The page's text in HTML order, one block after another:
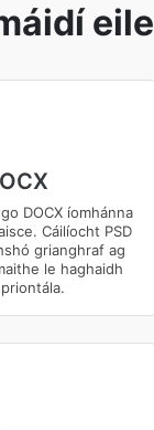
eile
DOCX íomhánna
Cáilíocht PSD
grianghraf ag
le haghaidh